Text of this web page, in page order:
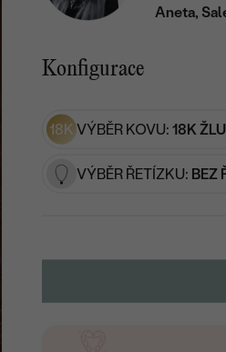
Aneta,
Konfigurace
18K VÝBĚR KOVU: 18K
VÝBĚR ŘETÍZKU: BEZ